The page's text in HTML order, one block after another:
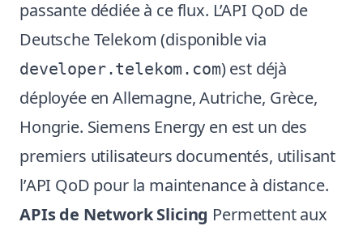
passante dédiée à ce flux. L’API QoD de
Deutsche Telekom (disponible via
developer.telekom.com) est déjà
déployée en Allemagne, Autriche, Grèce,
Hongrie. Siemens Energy en est un des
premiers utilisateurs documentés, utilisant
l’API QoD pour la maintenance à distance.
APIs de Network Slicing Permettent aux